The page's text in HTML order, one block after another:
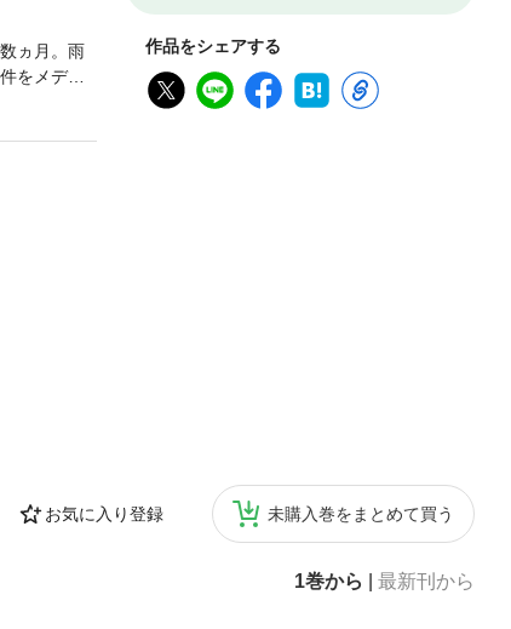
作品をシェアする
お気に入り登録 未購入巻をまとめて買う
1巻から 最新刊から
ヵ月。雨
をメディ